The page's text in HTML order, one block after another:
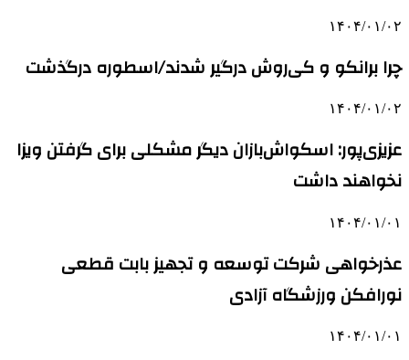
۱۴۰۴/۰۱/۰۲
چرا برانکو و کی‌روش درگیر شدند/اسطوره درگذشت
۱۴۰۴/۰۱/۰۲
عزیزی‌پور: اسکواش‌بازان دیگر مشکلی برای گرفتن ویزا
نخواهند داشت
۱۴۰۴/۰۱/۰۱
عذرخواهی شرکت توسعه و تجهیز بابت قطعی
نورافکن ورزشگاه آزادی
۱۴۰۴/۰۱/۰۱